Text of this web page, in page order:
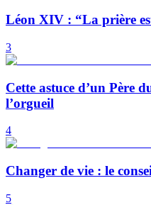
Léon XIV : “La prière
3
Cette astuce d’un Père
l’orgueil
4
Changer de vie : le
5